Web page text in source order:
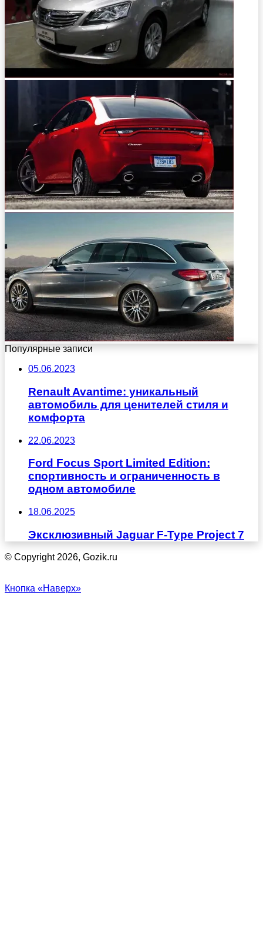
Популярные записи
05.06.2023
Renault Avantime: уникальный
автомобиль для ценителей стиля и
комфорта
22.06.2023
Ford Focus Sport Limited Edition:
спортивность и ограниченность в
одном автомобиле
18.06.2025
Эксклюзивный Jaguar F-Type Project 7
© Copyright 2026, Gozik.ru
Кнопка «Наверх»